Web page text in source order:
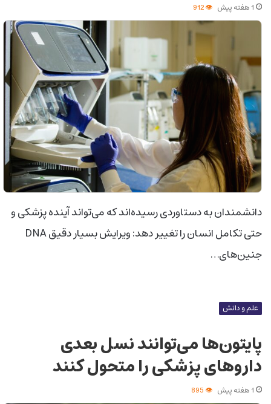
1 هفته پیش
دانشمندان به دستاوردی رسیده‌اند که می‌تواند آینده پزشکی و
حتی تکامل انسان را تغییر دهد: ویرایش بسیار دقیق DNA
جنین‌های…
علم و دانش
پایتون‌ها می‌توانند نسل بعدی
داروهای پزشکی را متحول کنند
1 هفته پیش